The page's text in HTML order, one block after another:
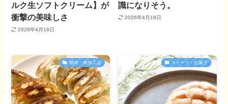
ルク生ソフトクリーム】が
衝撃の美味しさ
2026年4月18日
識になりそう。
2026年4月18日
精肉・肉加工品 スイーツ・お菓子